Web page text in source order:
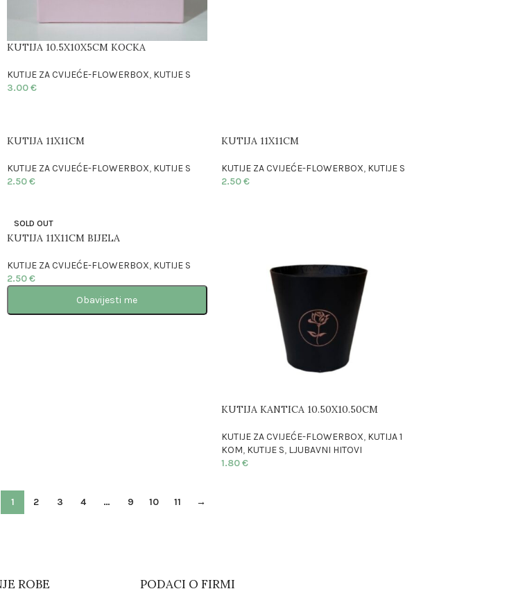
KUTIJA 10.5X10X5CM KOCKA
KUTIJE ZA CVIJEĆE-FLOWERBOX, KUTIJE S
3.00€
KUTIJA 11X11CM
KUTIJE ZA CVIJEĆE-FLOWERBOX, KUTIJE S
2.50€
KUTIJA 11X11CM
KUTIJE ZA CVIJEĆE-FLOWERBOX, KUTIJE S
2.50€
SOLD OUT
KUTIJA 11X11CM BIJELA
KUTIJE ZA CVIJEĆE-FLOWERBOX, KUTIJE S
2.50€
Obavijesti me
KUTIJA KANTICA 10.50X10.50CM
KUTIJE ZA CVIJEĆE-FLOWERBOX, KUTIJA 1
KOM, KUTIJE S, LJUBAVNI HITOVI
1.80€
1 2 3 4 … 9 10 11 →
ROBE PODACI O FIRMI